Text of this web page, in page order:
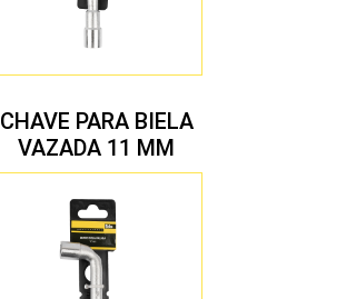
CHAVE PARA BIELA
VAZADA 11 MM